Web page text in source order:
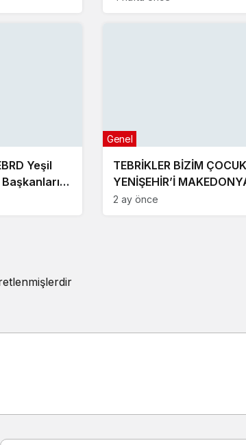
Yeşil
TEBRİKLER BİZİM
YENİŞEHİR’İ
GURURLA TEMSİL ETTİLER
Genel
2 ay önce